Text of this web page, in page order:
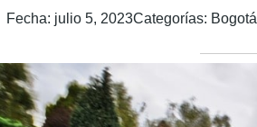
Fecha: julio 5, 2023Categorías: Bogotá